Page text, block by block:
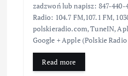
zadzwoń lub napisz: 847-440-
Radio: 104.7 FM,107.1 FM,
polskieradio.com, TuneIN,
Google + Apple (Polskie
Read more